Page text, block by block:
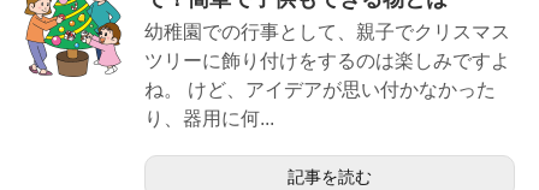
幼稚園での行事として、親子でクリスマス
ツリーに飾り付けをするのは楽しみですよ
ね。 けど、アイデアが思い付かなかった
り、器用に何...
記事を読む